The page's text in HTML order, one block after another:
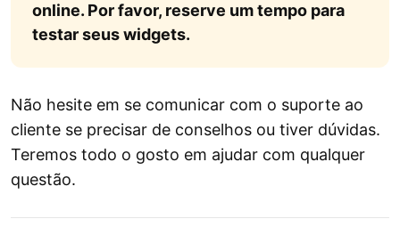
online. Por favor, reserve um tempo para
testar seus widgets.
Não hesite em se comunicar com o suporte ao
cliente se precisar de conselhos ou tiver dúvidas.
Teremos todo o gosto em ajudar com qualquer
questão.